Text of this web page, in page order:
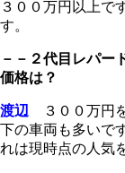
３００万円以上で
す。
－－２代目レパー
価格は？
渡辺 ３００万円
下の車両も多いで
れは現時点の人気